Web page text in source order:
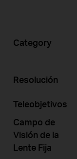
Category
Resolución
Teleobjetivos
Campo de
Visión de la
Lente Fija